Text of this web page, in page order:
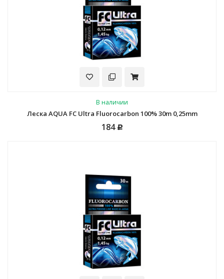
В наличии
Леска AQUA FC Ultra Fluorocarbon 100% 30m 0,25mm
184 Р